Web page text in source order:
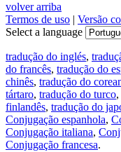
volver arriba
Termos de uso | Versão
Select a language
tradução do inglés,
do francês, tradução do
chinês, tradução do
tártaro, tradução do turco,
finlandês, tradução do
Conjugação espanhola,
Conjugação italiana,
Conjugação francesa.